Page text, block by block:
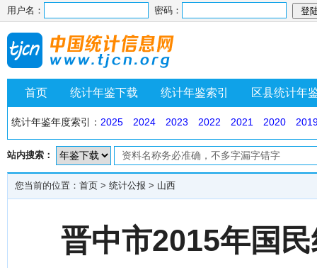
用户名： 密码：
首页 统计年鉴下载 统计年鉴索引 区县统计年
统计年鉴年度索引： 2025 2024 2023 2022 2021 2020
站内搜索：
您当前的位置： 首页 > 统计公报 > 山西
晋中市2015年国